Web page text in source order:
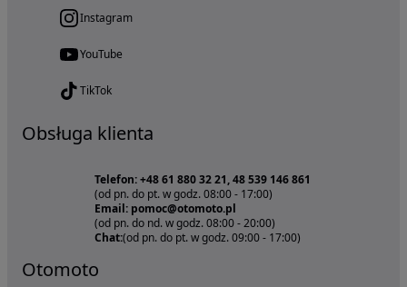
Instagram
YouTube
TikTok
Obsługa klienta
Telefon: +48 61 880 32 21, 48 539 146 861
(od pn. do pt. w godz. 08:00 - 17:00)
Email: pomoc@otomoto.pl
(od pn. do nd. w godz. 08:00 - 20:00)
Chat:(od pn. do pt. w godz. 09:00 - 17:00)
Otomoto